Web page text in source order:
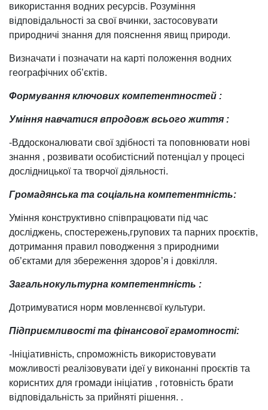
використання водних ресурсів. Розуміння
відповідальності за свої вчинки, застосовувати
природничі знання для пояснення явищ природи.
Визначати і позначати на карті положення водних
географічних об’єктів.
Формування ключових компетентностей :
Уміння навчатися впродовж всього життя :
-Вддосконалювати свої здібності та поповнювати нові
знання , розвивати особистісний потенціал у процесі
дослідницької та творчої діяльності.
Громадянська та соціальна компетентність:
Уміння конструктивно співпрацювати під час
досліджень, спостережень,групових та парних проєктів,
дотримання правил поводження з природними
об’єктами для збереження здоров’я і довкілля.
Загальнокультурна компетентність :
Дотримуватися норм мовленнєвої культури.
Підприємливості та фінансової грамотності:
-Ініціативність, спроможність використовувати
можливості реалізовувати ідеї у виконанні проєктів та
кориснтих для громади ініціатив , готовність брати
відповідальність за прийняті рішення. .